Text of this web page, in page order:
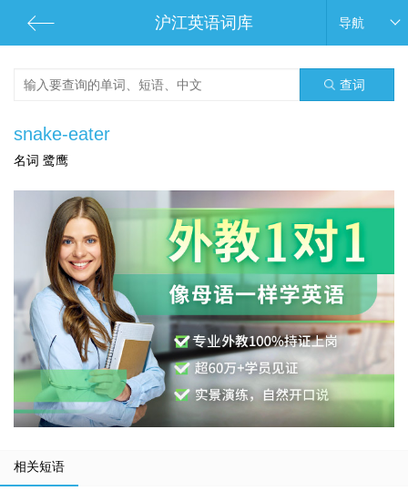
沪江英语词库 导航
查词
snake-eater
名词 鹭鹰
相关短语